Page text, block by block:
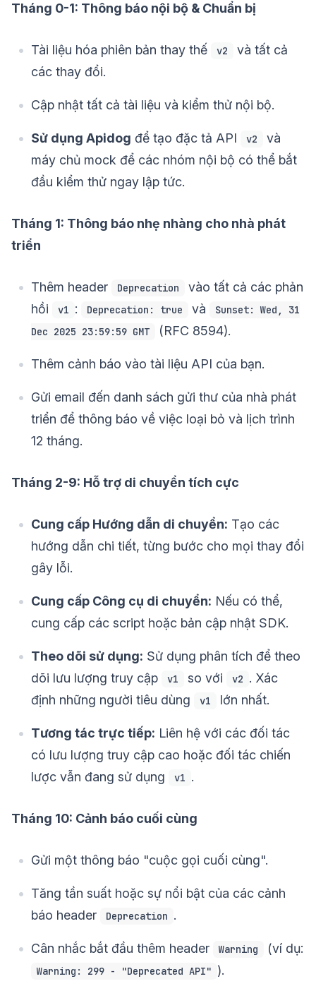
Tháng 0-1: Thông báo nội bộ & Chuẩn bị
Tài liệu hóa phiên bản thay thế v2
và tất cả
các thay đổi.
Cập nhật tất cả tài liệu và kiểm thử nội bộ.
Sử dụng Apidog để tạo đặc tả API v2
và
máy chủ mock để các nhóm nội bộ có thể bắt
đầu kiểm thử ngay lập tức.
Tháng 1: Thông báo nhẹ nhàng cho nhà phát
triển
Thêm header Deprecation
vào tất cả các phản
hồi
v1 : Deprecation: true và
Sunset: Wed, 31
Dec 2025 23:59:59 GMT
(RFC 8594).
Thêm cảnh báo vào tài liệu API của bạn.
Gửi email đến danh sách gửi thư của nhà phát
triển để thông báo về việc loại bỏ và lịch trình
12 tháng.
Tháng 2-9: Hỗ trợ di chuyển tích cực
Cung cấp Hướng dẫn di chuyển: Tạo các
hướng dẫn chi tiết, từng bước cho mọi thay đổi
gây lỗi.
Cung cấp Công cụ di chuyển: Nếu có thể,
cung cấp các script hoặc bản cập nhật SDK.
Theo dõi sử dụng: Sử dụng phân tích để theo
dõi lưu lượng truy cập
v1 so với v2 . Xác
định những người tiêu dùng
v1 lớn nhất.
Tương tác trực tiếp: Liên hệ với các đối tác
có lưu lượng truy cập cao hoặc đối tác chiến
lược vẫn đang sử dụng
v1 .
Tháng 10: Cảnh báo cuối cùng
Gửi một thông báo "cuộc gọi cuối cùng".
Tăng tần suất hoặc sự nổi bật của các cảnh
báo header
Deprecation .
Cân nhắc bắt đầu thêm header Warning (ví dụ:
Warning: 299 - "Deprecated API" ).